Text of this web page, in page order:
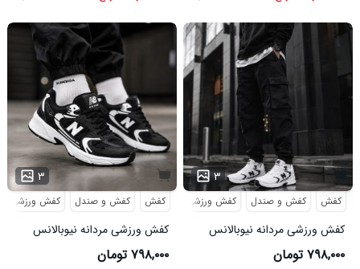
۳
کفش کفش و صندل کفش ورزشی
کفش ورزشی مردانه نیوبالانس
مدل NB مشکی
۷۹۸,۰۰۰ تومان
۳
کفش کفش و صندل کفش ورزشی
کفش ورزشی مردانه نیوبالانس
مدل NB سفید
۷۹۸,۰۰۰ تومان